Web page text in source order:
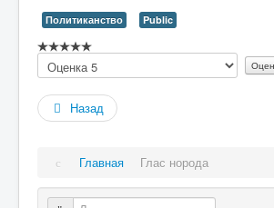
Политиканство Public
Рейтинг:
/
Пожалуйста,
оцените
Назад
Главная Глас норода